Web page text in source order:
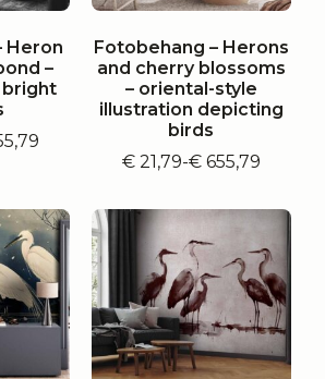
Heron
–
bright
Fotobehang – Herons
and cherry blossoms
– oriental-style
illustration depicting
birds
€21,79-€655,79
Prijsklasse:
tot